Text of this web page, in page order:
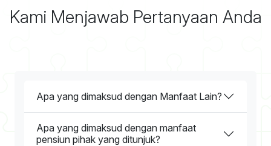
Kami Menjawab Pertanyaan Anda
Apa yang dimaksud dengan Manfaat Lain?
Apa yang dimaksud dengan manfaat
pensiun pihak yang ditunjuk?